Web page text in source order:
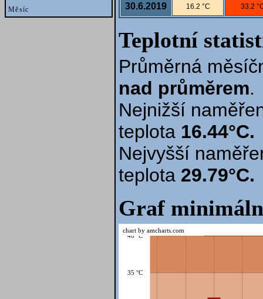
Měsíc
30.6.2019 16.2 °C 33.2
Teplotní
Průměrná
nad průměrem.
Nejnižší
teplota 16.44°C.
Nejvyšší
teplota 29.79°C.
Graf
35 °C
40 °C
chart by amcharts.com